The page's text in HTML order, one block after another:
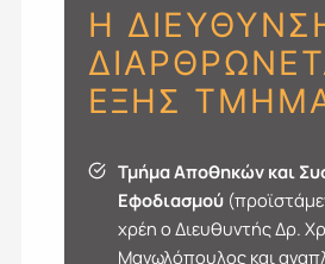
Η
ΕΞΉΣ
Τμήμα Αποθηκών και
Εφοδιασμού
χρέη ο Διευθυντής Δρ.
Μανωλόπουλος και